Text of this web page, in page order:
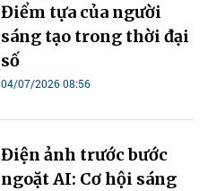
Điểm tựa của người
sáng tạo trong thời đại
số
04/07/2026 08:56
Điện ảnh trước bước
ngoặt AI: Cơ hội sáng